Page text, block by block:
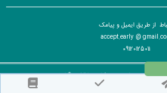
از طریق ایمیل و پیامک
accept.early @
09120125011
بین المللی مهندسی صنایع،بهره وری و کیفیت محفوظ است. © ۱۴۰۵
: